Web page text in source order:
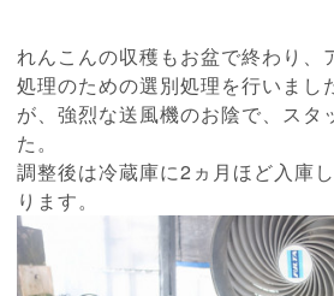
れんこんの収穫もお盆で終わり、
処理のための選別処理を行いまし
が、強烈な送風機のお陰で、スタ
た。
調整後は冷蔵庫に2ヵ月ほど入庫
ります。